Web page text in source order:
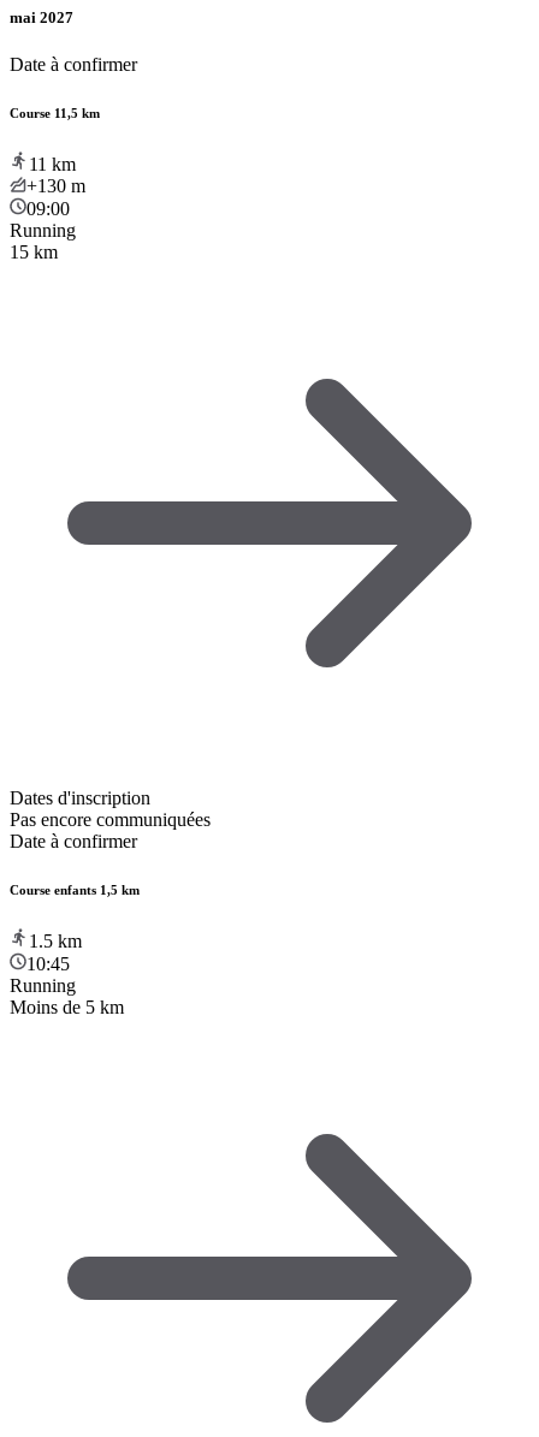
mai 2027
Date à confirmer
Course 11,5 km
11 km
+130 m
09:00
Running
15 km
Dates d'inscription
Pas encore communiquées
Date à confirmer
Course enfants 1,5 km
1.5 km
10:45
Running
Moins de 5 km